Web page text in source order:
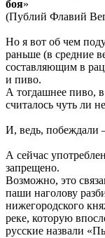
боя»
(Публий Флавий
Но я вот об чем
раньше (в средние
составляющим в
и пиво.
А тогдашнее пиво,
считалось чуть ли
И, ведь, побеждали
А сейчас
запрещено.
Возможно, это
паши наголову
нижегородского
реке, которую
русские назвали